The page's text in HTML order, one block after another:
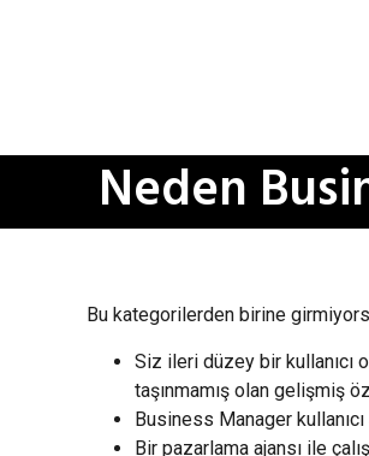
Neden
Bu kategorilerden birine
Siz ileri düzey bir kullanıcı
taşınmamış olan gelişmiş
Business Manager
Bir pazarlama ajansı ile